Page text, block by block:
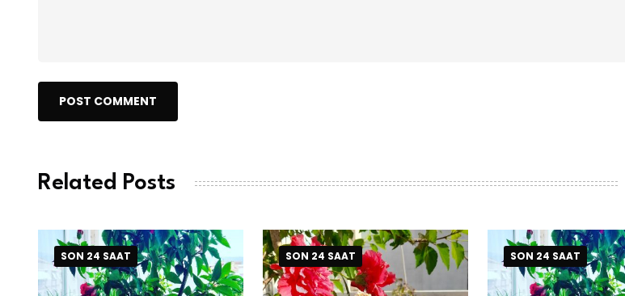
POST COMMENT
Related Posts
SON 24 SAAT SON 24 SAAT SON 24 SAAT